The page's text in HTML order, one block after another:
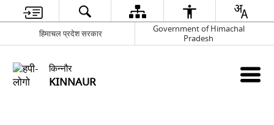
हिमाचल प्रदेश सरकार
Government of Himachal
Pradesh
किन्नौर
KINNAUR